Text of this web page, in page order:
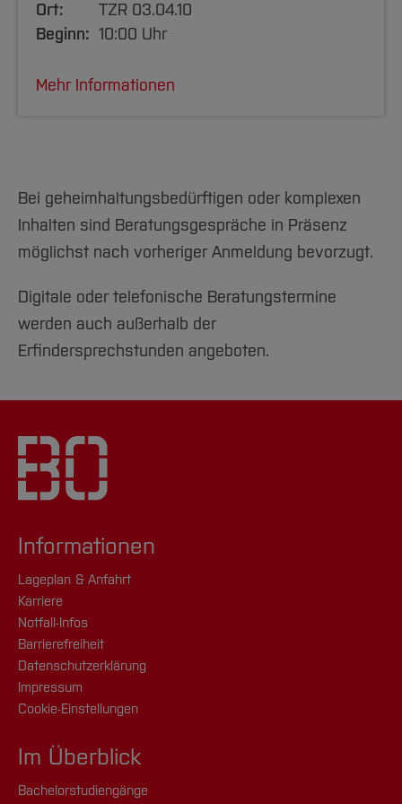
Informations-Broschüren (als PDF-Dateien)
Gesetz über Arbeitnehmererfindungen
Patentgesetz (PatG)
Gebrauchsmustergesetz (GebrMG)
Gesetz über den Schutz von Marken und
sonstigen Kennzeichen (MarkenG)
Design
Gesetz über Urheberrecht und verwandte
Schutzrechte
Ort:
TZR 03.04.10
Beginn: 10:00 Uhr
Mehr Informationen
Bei geheimhaltungsbedürftigen oder komplexen
Inhalten sind Beratungsgespräche in Präsenz
möglichst nach vorheriger Anmeldung bevorzugt.
Digitale oder telefonische Beratungstermine
werden auch außerhalb der
Erfindersprechstunden angeboten.
Informationen
Lageplan & Anfahrt
Karriere
Notfall-Infos
Barrierefreiheit
Datenschutzerklärung
Impressum
Cookie-Einstellungen
Im Überblick
Bachelorstudiengänge